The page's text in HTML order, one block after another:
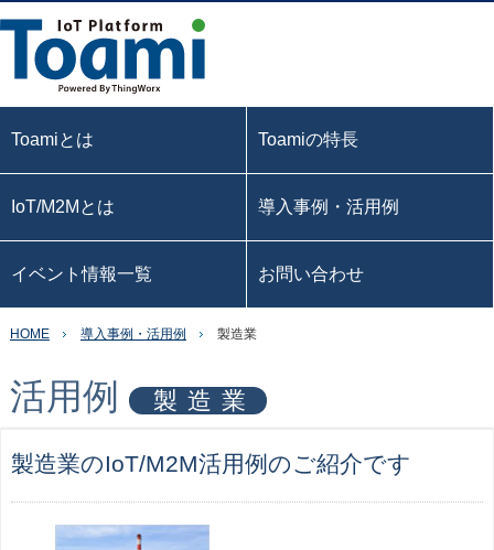
Toamiとは Toamiの特長
IoT/M2Mとは 導入事例・活用例
イベント情報一覧 お問い合わせ
HOME 導入事例・活用例 製造業
活用例 製造業
製造業のIoT/M2M活用例のご紹介です